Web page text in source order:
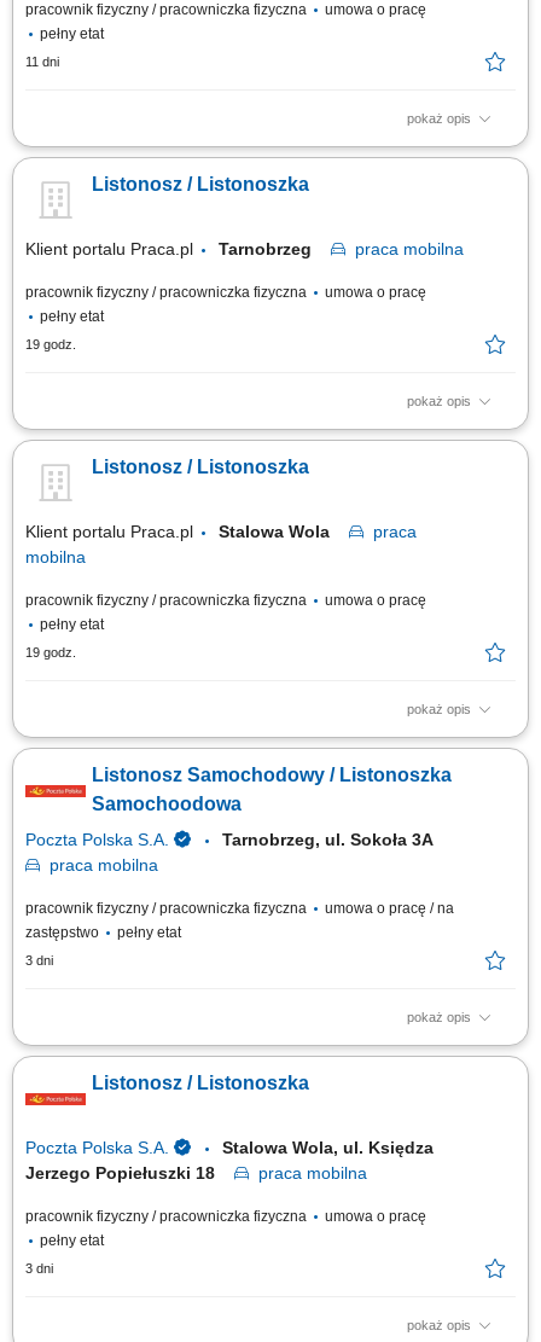
pracownik fizyczny / pracowniczka fizyczna
umowa o pracę
pełny etat
11 dni
pokaż opis
Miejsce pracy: Rzeszów Rodzaj zatrudnienia: umowa o pracę; cały etat;
zadania: przygotowanie korespondencji do doręczenia, doręczanie listów,
paczek i przekazów pieniężnych, bezpośrednia obsługa klientów, w tym...
Listonosz / Listonoszka
Klient portalu Praca.pl Tarnobrzeg praca mobilna
pracownik fizyczny / pracowniczka fizyczna
umowa o pracę
pełny etat
19 godz.
pokaż opis
Przygotowanie korespondencji i przesyłek do doręczenia. Dostarczanie
obsługa klientów, w tym sprzedaż wybranych usług. Prowadzenie
dokumentacji i obsługa zadań przy użyciu tabletu.
Listonosz / Listonoszka
Klient portalu Praca.pl Stalowa Wola
praca
mobilna
pracownik fizyczny / pracowniczka fizyczna
umowa o pracę
pełny etat
19 godz.
pokaż opis
Przygotowanie korespondencji i przesyłek do doręczenia. Dostarczanie
obsługa klientów, w tym sprzedaż wybranych usług. Prowadzenie
dokumentacji i obsługa zadań przy użyciu tabletu.
Listonosz Samochodowy / Listonoszka
Samochoodowa
Poczta Polska S.A.
Tarnobrzeg, ul. Sokoła 3A
praca mobilna
pracownik fizyczny / pracowniczka fizyczna
umowa o pracę / na
zastępstwo
pełny etat
3 dni
pokaż opis
Rodzaj zatrudnienia: umowa o pracę, cały etat, praca od poniedziałku do
doręczanie listów, paczek i przekazów pieniężnych, bezpośrednia
obsługa klientów, w tym sprzedaż produktów i usług,
Listonosz / Listonoszka
Poczta Polska S.A.
Stalowa Wola, ul. Księdza
Jerzego Popiełuszki 18
praca mobilna
pracownik fizyczny / pracowniczka fizyczna
umowa o pracę
pełny etat
3 dni
pokaż opis